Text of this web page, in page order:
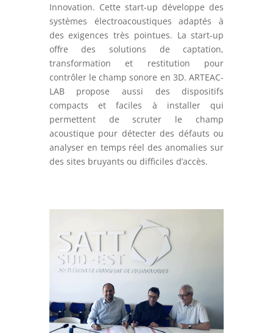
Innovation. Cette start-up développe des
systèmes électroacoustiques adaptés à
des exigences très pointues. La start-up
offre des solutions de captation,
transformation et restitution pour
contrôler le champ sonore en 3D. ARTEAC-
LAB propose aussi des dispositifs
compacts et faciles à installer qui
permettent de scruter le champ
acoustique pour détecter des défauts ou
analyser en temps réel des anomalies sur
des sites bruyants ou difficiles d’accès.